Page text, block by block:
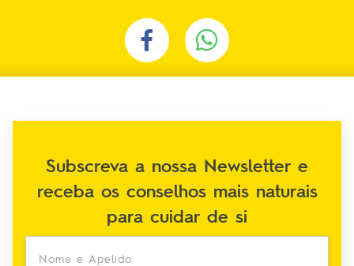
Subscreva a nossa Newsletter e
receba os conselhos mais naturais
para cuidar de si
Nome e Apelido